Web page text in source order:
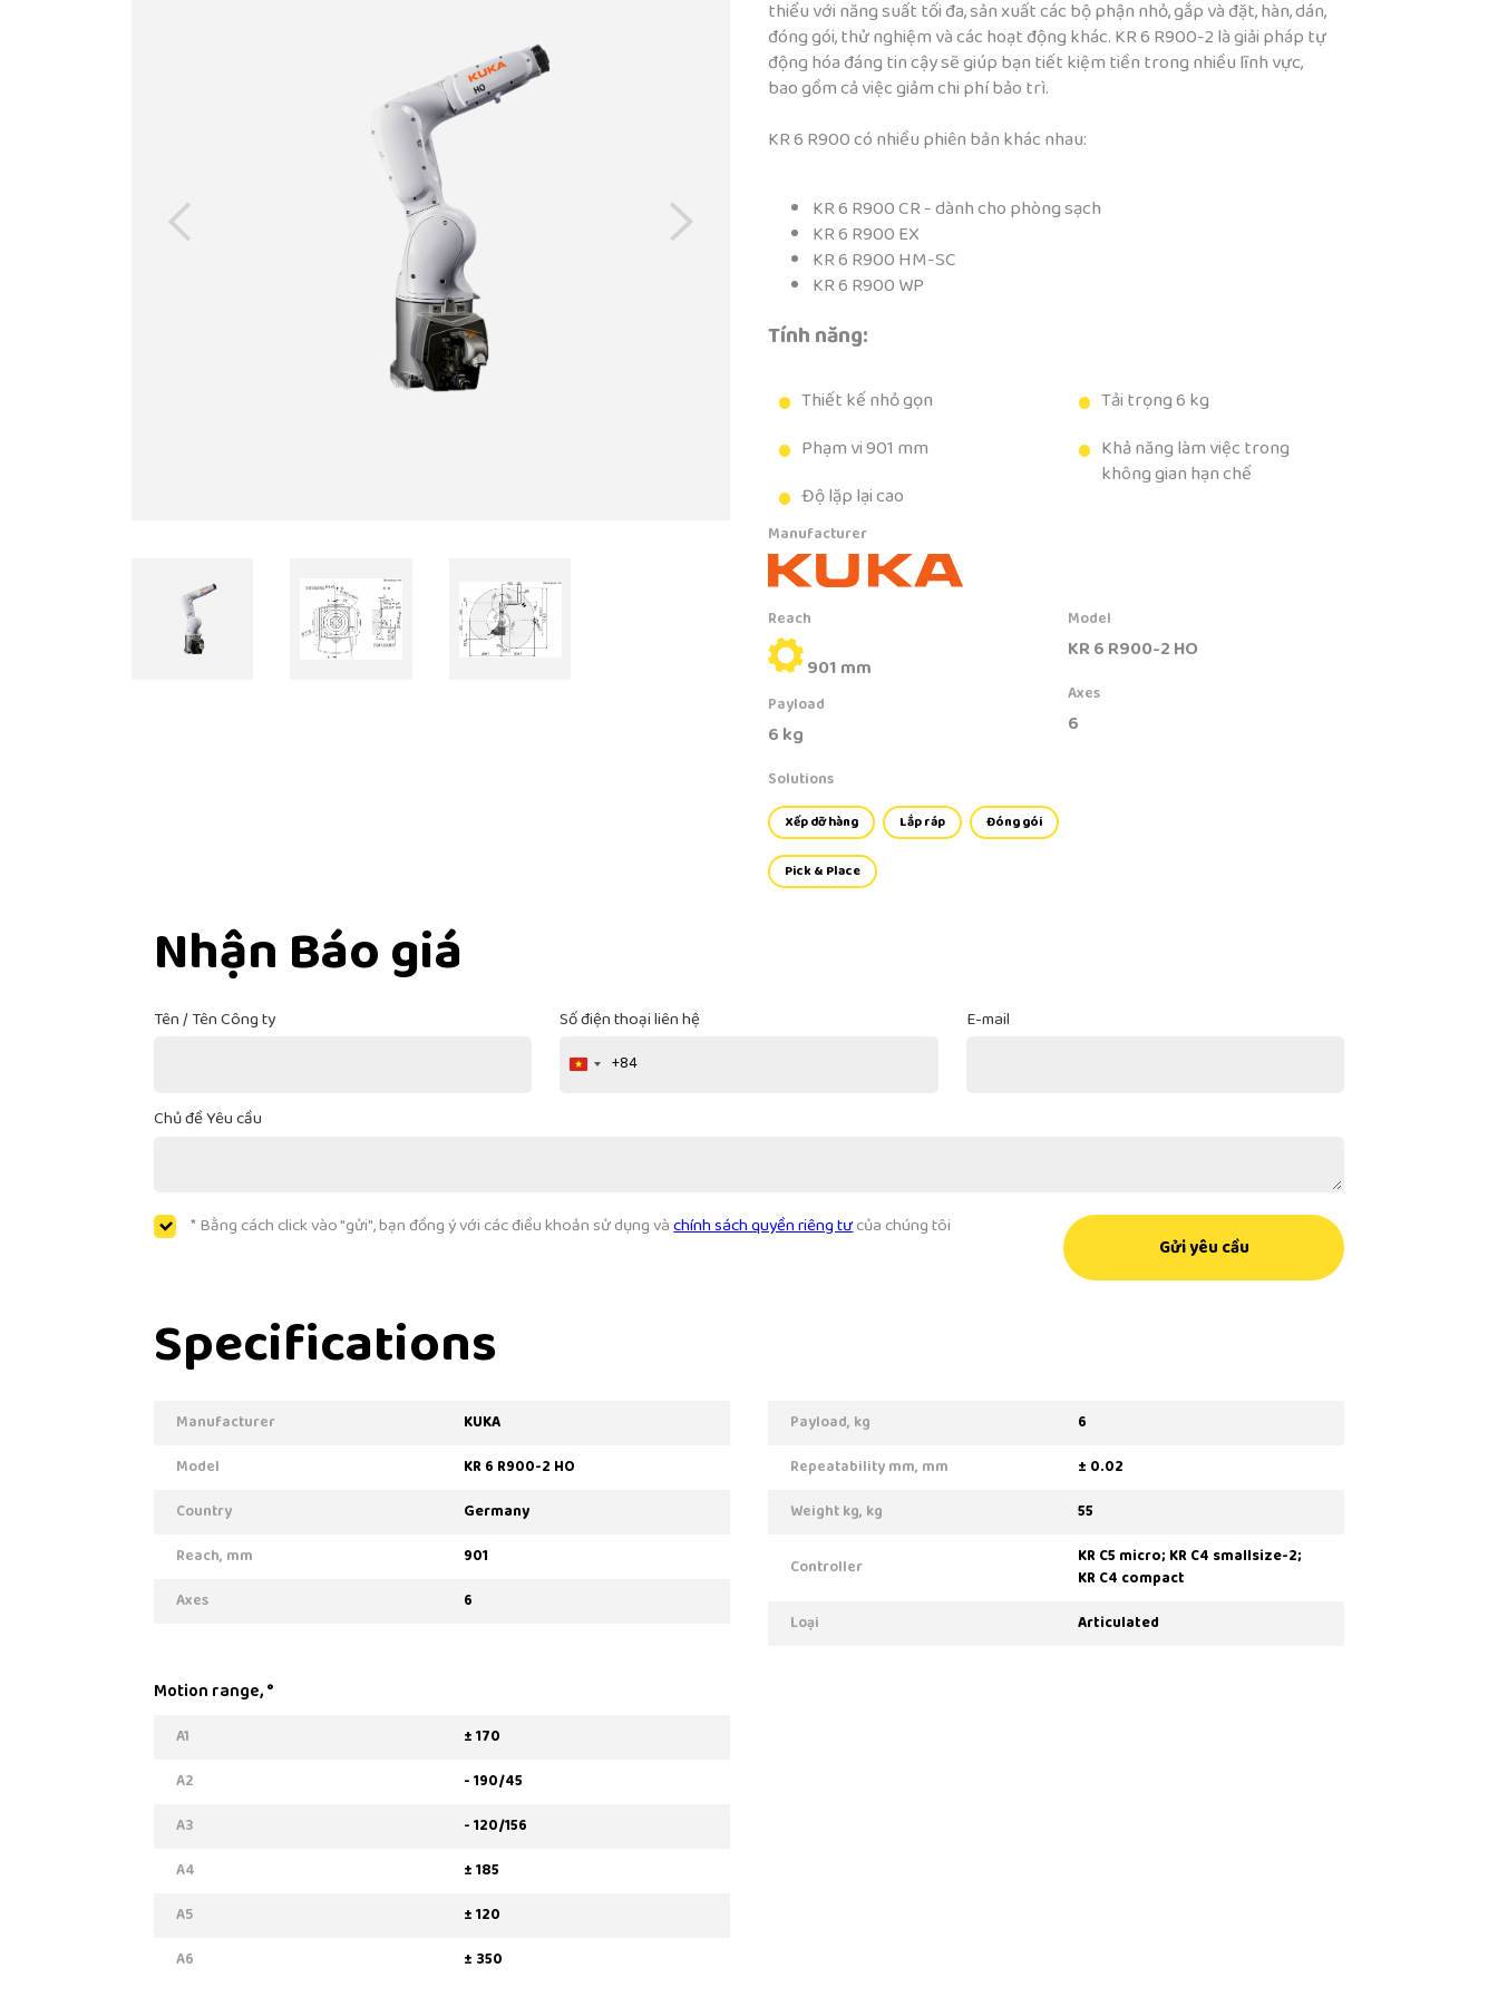
thiểu với năng suất tối đa, sản xuất các bộ phận nhỏ, gắp và đặt, hàn, dán,
đóng gói, thử nghiệm và các hoạt động khác. KR 6 R900-2 là giải pháp tự
động hóa đáng tin cậy sẽ giúp bạn tiết kiệm tiền trong nhiều lĩnh vực,
bao gồm cả việc giảm chi phí bảo trì.
KR 6 R900 có nhiều phiên bản khác nhau:
KR 6 R900 CR - dành cho phòng sạch
KR 6 R900 EX
KR 6 R900 HM-SC
KR 6 R900 WP
Tính năng:
Thiết kế nhỏ gọn
Phạm vi 901 mm
Độ lặp lại cao
Tải trọng 6 kg
Khả năng làm việc trong
không gian hạn chế
Manufacturer
Reach
901 mm
Payload
6 kg
Model
KR 6 R900-2 HO
Axes
6
Solutions
Xếp dỡ hàng Lắp ráp Đóng gói
Pick & Place
Nhận Báo giá
Tên / Tên Công ty Số điện thoại liên hệ
Vietnam
+84
E-mail
Chủ đề Yêu cầu
* Bằng cách click vào "gửi", bạn đồng ý với các điều khoản sử dụng vàchính sách quyền riêng tưcủa chúng tôi
Gửi yêu cầu
Specifications
Manufacturer
KUKA
Model
KR 6 R900-2 HO
Country
Germany
Reach, mm
901
Axes
6
Payload, kg
6
Repeatability mm, mm
± 0.02
Weight kg, kg
55
Controller
KR C5 micro; KR C4 smallsize-2;
KR C4 compact
Loại
Articulated
Motion range, °
A1
± 170
A2
- 190/45
A3
- 120/156
A4
± 185
A5
± 120
A6
± 350